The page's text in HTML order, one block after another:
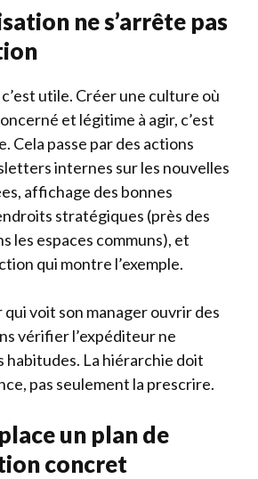
ne s’arrête pas
utile. Créer une culture où
et légitime à agir, c’est
Cela passe par des actions
internes sur les nouvelles
affichage des bonnes
stratégiques (près des
les espaces communs), et
qui montre l’exemple.
voit son manager ouvrir des
vérifier l’expéditeur ne
habitudes. La hiérarchie doit
pas seulement la prescrire.
un plan de
concret